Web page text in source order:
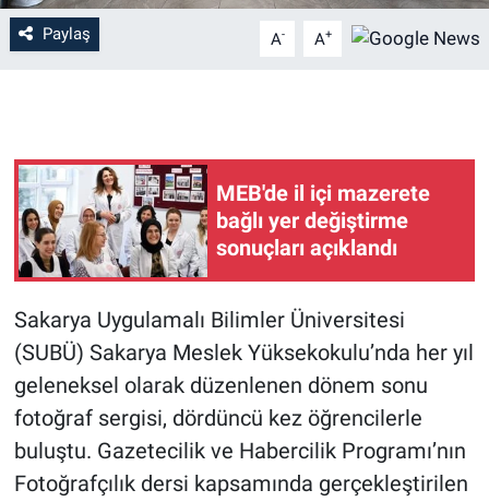
Paylaş A- A+
MEB'de il içi mazerete
bağlı yer değiştirme
sonuçları açıklandı
Sakarya Uygulamalı Bilimler Üniversitesi
(SUBÜ) Sakarya Meslek Yüksekokulu’nda her yıl
geleneksel olarak düzenlenen dönem sonu
fotoğraf sergisi, dördüncü kez öğrencilerle
buluştu. Gazetecilik ve Habercilik Programı’nın
Fotoğrafçılık dersi kapsamında gerçekleştirilen